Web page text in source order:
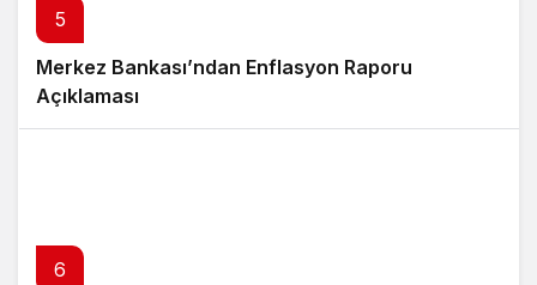
5
Merkez Bankası’ndan Enflasyon Raporu
Açıklaması
6